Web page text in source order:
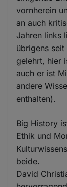
vornherein
an auch
Jahren links
übrigens
gelehrt, hier
auch er ist
andere
enthalten).
Big History
Ethik und
beide.
David